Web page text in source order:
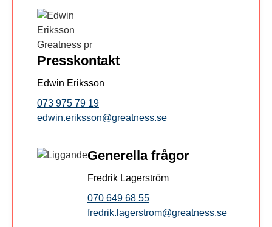
Presskontakt
Edwin Eriksson
073 975 79 19
edwin.eriksson@greatness.se
Generella frågor
Fredrik Lagerström
070 649 68 55
fredrik.lagerstrom@greatness.se